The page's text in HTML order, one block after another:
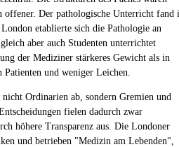
offener. Der pathologische Unterricht fand
etablierte sich die Pathologie an
aber auch Studenten unterrichtet
der Mediziner stärkeres Gewicht als in
und weniger Leichen.
Ordinarien ab, sondern Gremien und
fielen dadurch zwar
höhere Transparenz aus. Die Londoner
und betrieben "Medizin am Lebenden",